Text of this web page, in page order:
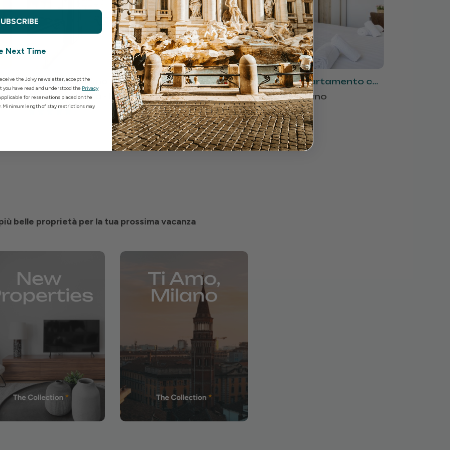
JOIVY Appartamento moderno e spazioso
JOIVY Bellissimo e moderno appartamento con 2 balconi
Appartamento - Milano
JOIVY Comodo appartamento con 1 letto e balcone
Appartamento - Milano
belle proprietà per la tua prossima vacanza
Next Time
the Joivy newsletter, accept the
you have read and understood the Privacy
for reservations placed on the
Minimum length of stay restrictions may